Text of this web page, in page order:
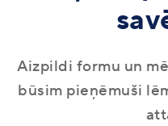
Aizpildi formu un
būsim pieņēmuši